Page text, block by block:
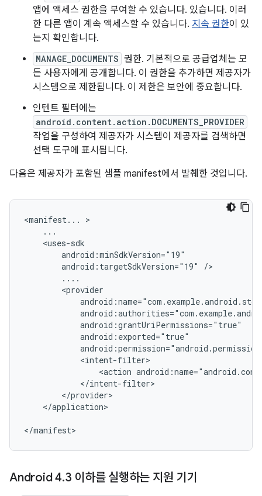
앱에 액세스 권한을 부여할 수 있습니다. 있습니다. 이러
한 다른 앱이 계속 액세스할 수 있습니다. 지속 권한이 있
는지 확인합니다.
MANAGE_DOCUMENTS 권한. 기본적으로 공급업체는 모
든 사용자에게 공개합니다. 이 권한을 추가하면 제공자가
시스템으로 제한됩니다. 이 제한은 보안에 중요합니다.
인텐트 필터에는
android.content.action.DOCUMENTS_PROVIDER
작업을 구성하여 제공자가 시스템이 제공자를 검색하면
선택 도구에 표시됩니다.
다음은 제공자가 포함된 샘플 manifest에서 발췌한 것입니다.
<manifest...
android:targetSdkVersion="19"
<action
</application>
</manifest>
Android 4.3 이하를 실행하는 지원 기기